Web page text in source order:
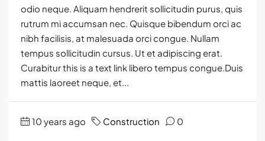
odio neque. Aliquam hendrerit sollicitudin purus, quis
rutrum mi accumsan nec. Quisque bibendum orci ac
nibh facilisis, at malesuada orci congue. Nullam
tempus sollicitudin cursus. Ut et adipiscing erat.
Curabitur this is a text link libero tempus congue.Duis
mattis laoreet neque, et...
10 years ago Construction 0